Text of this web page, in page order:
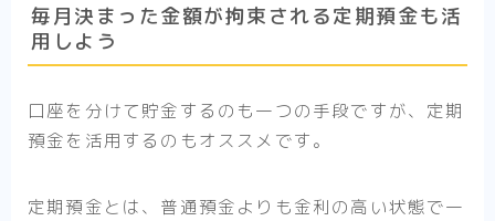
毎月決まった金額が拘束される定期預金も活
用しよう
口座を分けて貯金するのも一つの手段ですが、定期
預金を活用するのもオススメです。
定期預金とは、普通預金よりも金利の高い状態で一